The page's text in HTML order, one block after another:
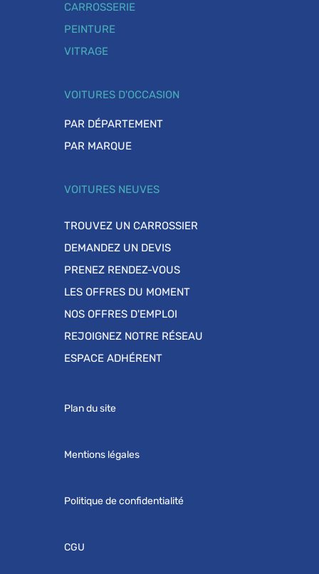
CARROSSERIE
PEINTURE
VITRAGE
VOITURES D'OCCASION
PAR DÉPARTEMENT
PAR MARQUE
VOITURES NEUVES
TROUVEZ UN CARROSSIER
DEMANDEZ UN DEVIS
PRENEZ RENDEZ-VOUS
LES OFFRES DU MOMENT
NOS OFFRES D'EMPLOI
REJOIGNEZ NOTRE RÉSEAU
ESPACE ADHÉRENT
Plan du site
Mentions légales
Politique de confidentialité
CGU